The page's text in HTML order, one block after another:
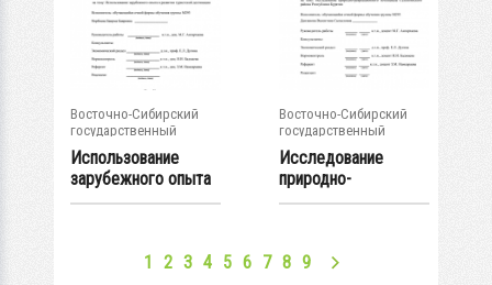
Восточно-Сибирский
государственный
университет...
Использование
зарубежного опыта
в развитии...
Восточно-Сибирский
государственный
университет...
Исследование
природно-
рекреационного
1
2 3 4 5 6 7 8 9